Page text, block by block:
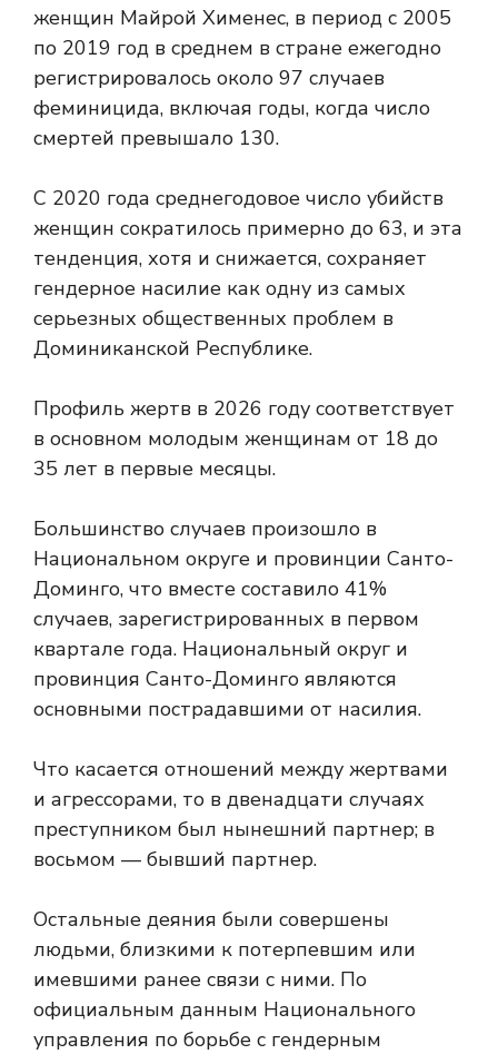
женщин Майрой Хименес, в период с 2005
по 2019 год в среднем в стране ежегодно
регистрировалось около 97 случаев
феминицида, включая годы, когда число
смертей превышало 130.
С 2020 года среднегодовое число убийств
женщин сократилось примерно до 63, и эта
тенденция, хотя и снижается, сохраняет
гендерное насилие как одну из самых
серьезных общественных проблем в
Доминиканской Республике.
Профиль жертв в 2026 году соответствует
в основном молодым женщинам от 18 до
35 лет в первые месяцы.
Большинство случаев произошло в
Национальном округе и провинции Санто-
Доминго, что вместе составило 41%
случаев, зарегистрированных в первом
квартале года. Национальный округ и
провинция Санто-Доминго являются
основными пострадавшими от насилия.
Что касается отношений между жертвами
и агрессорами, то в двенадцати случаях
преступником был нынешний партнер; в
восьмом — бывший партнер.
Остальные деяния были совершены
людьми, близкими к потерпевшим или
имевшими ранее связи с ними. По
официальным данным Национального
управления по борьбе с гендерным